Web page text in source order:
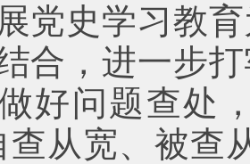
党史学习教
合，进一步
好问题查处
查从宽、被查